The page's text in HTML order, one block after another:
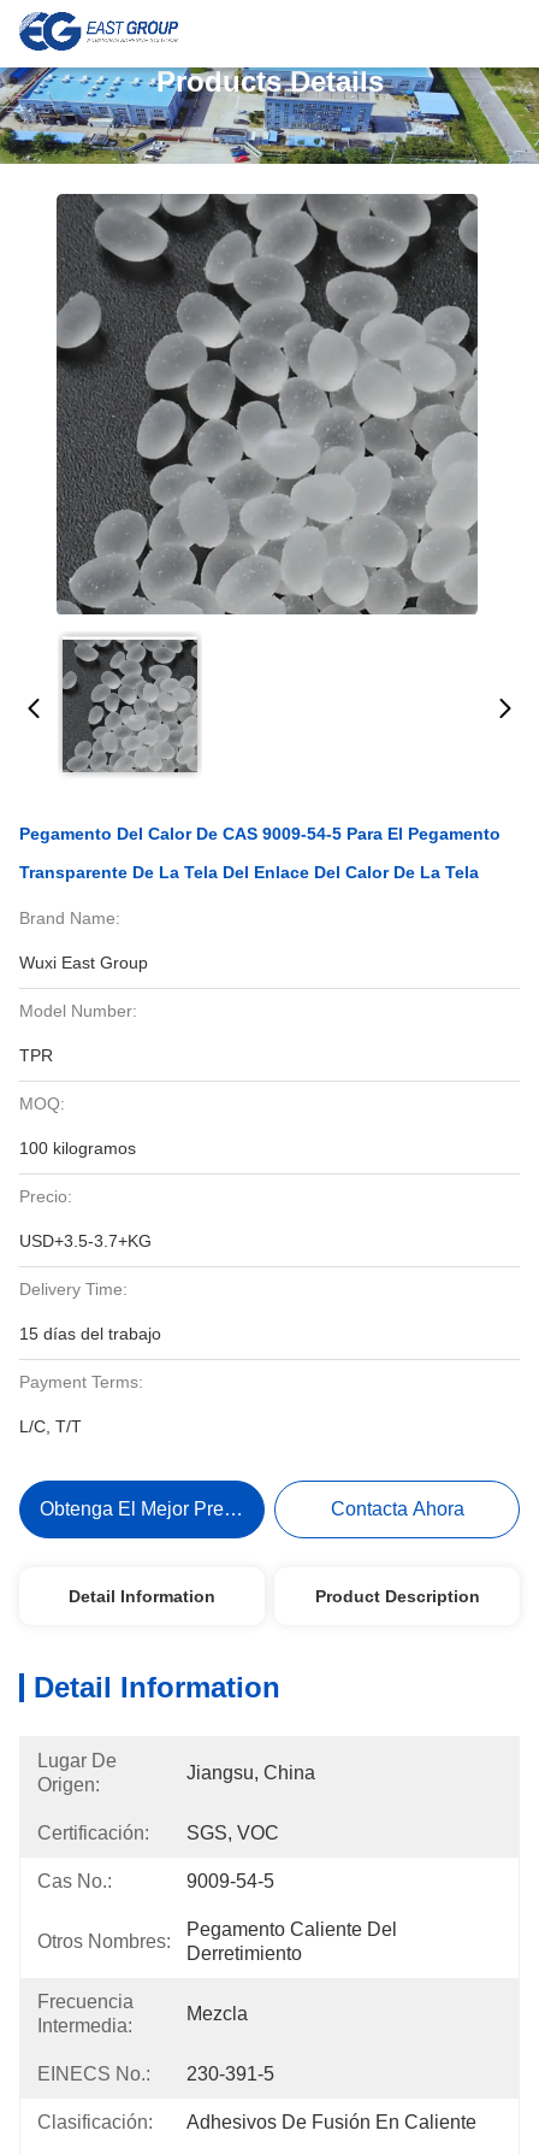
Products Details
Pegamento Del Calor De CAS 9009-54-5 Para El Pegamento
Transparente De La Tela Del Enlace Del Calor De La Tela
Brand Name:
Wuxi East Group
Model Number:
TPR
MOQ:
100 kilogramos
Precio:
USD+3.5-3.7+KG
Delivery Time:
15 días del trabajo
Payment Terms:
L/C, T/T
Obtenga El Mejor Precio Contacta Ahora
Detail Information Product Description
Detail Information
Lugar De
Origen:
Jiangsu, China
Certificación: SGS, VOC
Cas No.: 9009-54-5
Otros Nombres:
Pegamento Caliente Del
Derretimiento
Frecuencia
Intermedia:
Mezcla
EINECS No.: 230-391-5
Clasificación: Adhesivos De Fusión En Caliente